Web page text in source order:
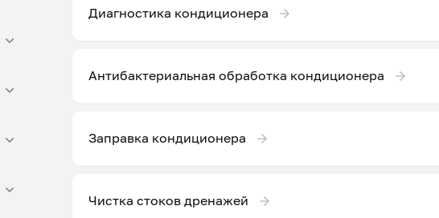
Диагностика кондиционера
Антибактериальная обработка кондиционера
Заправка кондиционера
Чистка стоков дренажей